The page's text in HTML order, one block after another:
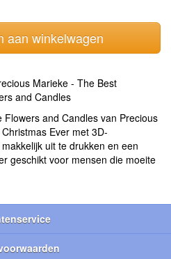
aan winkelwagen
Marieke - The Best
and Candles
and Candles van Precious
Ever met 3D-
uit te drukken en een
geschikt voor mensen die moeite